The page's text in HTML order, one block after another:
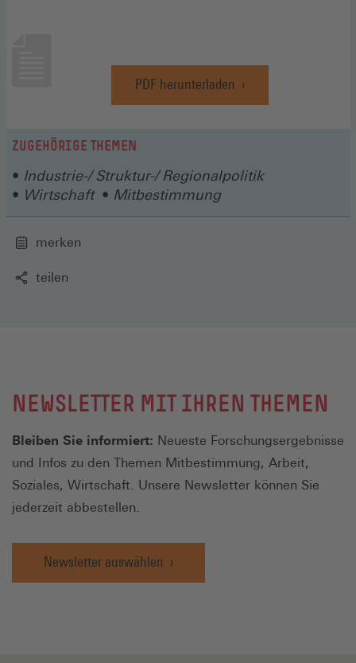
PDF herunterladen
(Öffnet
in
ZUGEHÖRIGE THEMEN
Industrie-/ Struktur-/ Regionalpolitik
Wirtschaft
Mitbestimmung
merken
teilen
NEWSLETTER MIT IHREN THEMEN
Bleiben Sie informiert: Neueste Forschungsergebnisse
und Infos zu den Themen Mitbestimmung, Arbeit,
Soziales, Wirtschaft. Unsere Newsletter können Sie
jederzeit abbestellen.
Newsletter auswählen